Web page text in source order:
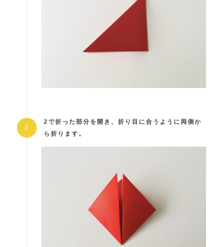
2で折った部分を開き、折り目に合うように両側か
ら折ります。